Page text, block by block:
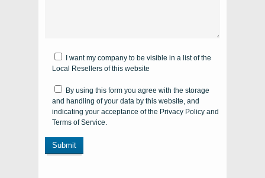
I want my company to be visible in a list of the
Local Resellers of this website
By using this form you agree with the storage
and handling of your data by this website, and
indicating your acceptance of the Privacy Policy and
Terms of Service.